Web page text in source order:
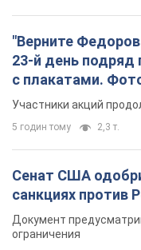
"Верните
23-й день подряд
с плакатами.
Участники акций
5 годин тому 2,3 т.
Сенат США
санкциях против
Документ
ограничения